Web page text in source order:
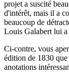
projet a suscité
d'intérêt, mais il a
beaucoup de
Louis Galabert lui a
Ci-contre, vous
édition de 1830
anotations